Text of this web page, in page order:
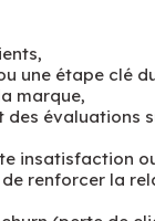
une étape clé
marque,
évaluations
insatisfaction
renforcer la